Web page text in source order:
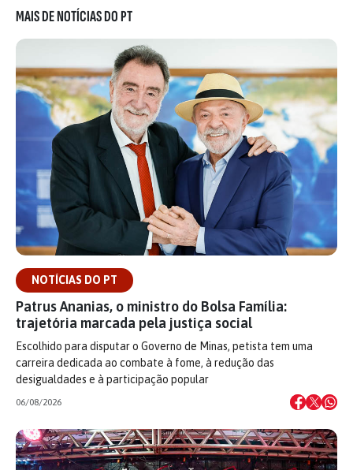
MAIS DE NOTÍCIAS DO PT
NOTÍCIAS DO PT
Patrus Ananias, o ministro do Bolsa Família:
trajetória marcada pela justiça social
Escolhido para disputar o Governo de Minas, petista tem uma
carreira dedicada ao combate à fome, à redução das
desigualdades e à participação popular
06/08/2026